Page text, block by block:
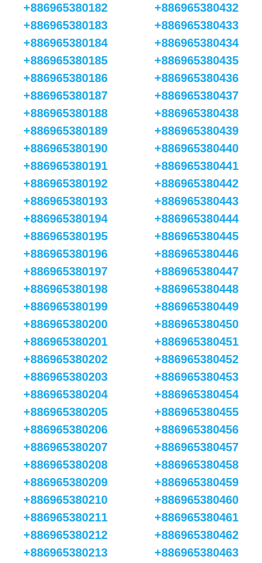
+886965380182
+886965380183
+886965380184
+886965380185
+886965380186
+886965380187
+886965380188
+886965380189
+886965380190
+886965380191
+886965380192
+886965380193
+886965380194
+886965380195
+886965380196
+886965380197
+886965380198
+886965380199
+886965380200
+886965380201
+886965380202
+886965380203
+886965380204
+886965380205
+886965380206
+886965380207
+886965380208
+886965380209
+886965380210
+886965380211
+886965380212
+886965380213
+886965380432
+886965380433
+886965380434
+886965380435
+886965380436
+886965380437
+886965380438
+886965380439
+886965380440
+886965380441
+886965380442
+886965380443
+886965380444
+886965380445
+886965380446
+886965380447
+886965380448
+886965380449
+886965380450
+886965380451
+886965380452
+886965380453
+886965380454
+886965380455
+886965380456
+886965380457
+886965380458
+886965380459
+886965380460
+886965380461
+886965380462
+886965380463